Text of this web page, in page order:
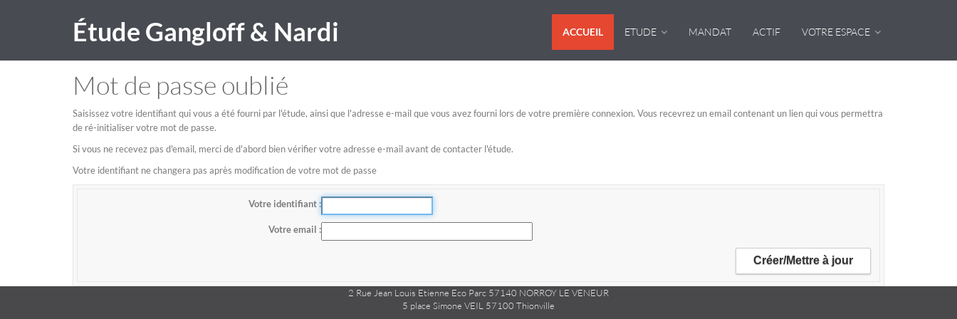
Étude Gangloff & Nardi ACCUEIL ETUDE MANDAT ACTIF VOTRE ESPACE
Mot de passe oublié
Saisissez votre identifiant qui vous a été fourni par l'étude, ainsi que l'adresse e-mail que vous avez fourni lors de votre première connexion. Vous recevrez un email contenant un lien qui vous permettra
de ré-initialiser votre mot de passe.
Si vous ne recevez pas d'email, merci de d'abord bien vérifier votre adresse e-mail avant de contacter l'étude.
Votre identifiant ne changera pas après modification de votre mot de passe
Votre identifiant
Votre email
2 Rue Jean Louis Etienne Eco Parc 57140 NORROY LE VENEUR
5 place Simone VEIL 57100 Thionville